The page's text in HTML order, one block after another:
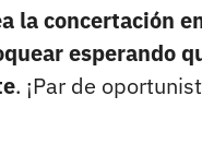
la concertación
esperando
. ¡Par de